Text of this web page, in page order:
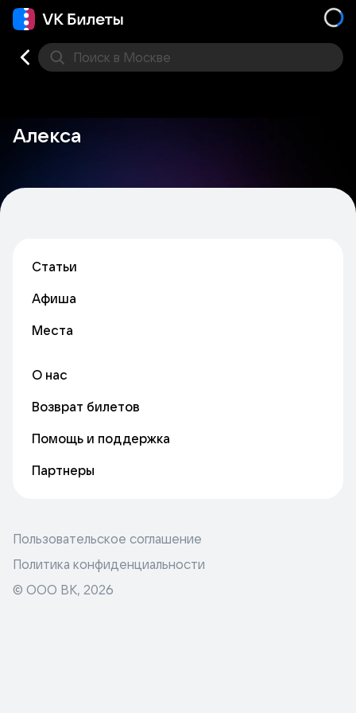
Поиск в Москве
Алекса
Статьи
Афиша
Места
О нас
Возврат билетов
Помощь и поддержка
Партнеры
Пользовательское соглашение
Политика конфиденциальности
© ООО ВК, 2026